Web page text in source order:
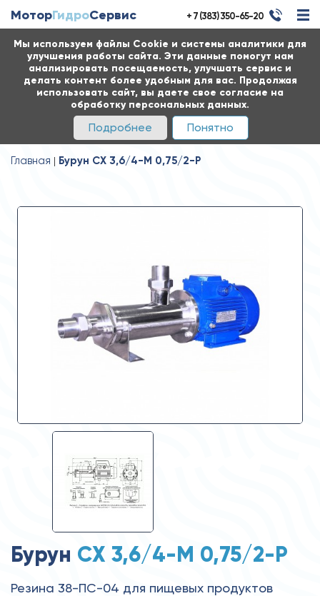
Мы используем файлы Cookie и системы аналитики для
улучшения работы сайта. Эти данные помогут нам
анализировать посещаемость, улучшать сервис и
делать контент более удобным для вас. Продолжая
использовать сайт, вы даете свое согласие на
обработку персональных данных.
Подробнее Понятно
МоторГидроСервис + 7 (383) 350-65-20
Главная Бурун СХ 3,6/4-М 0,75/2-Р
Бурун СХ 3,6/4-М 0,75/2-Р
Резина 38-ПС-04 для пищевых продуктов